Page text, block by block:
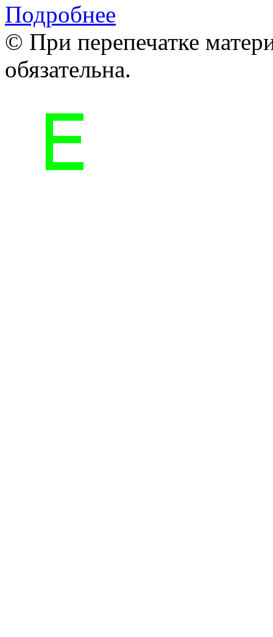
Подробнее
© При перепечатке
обязательна.